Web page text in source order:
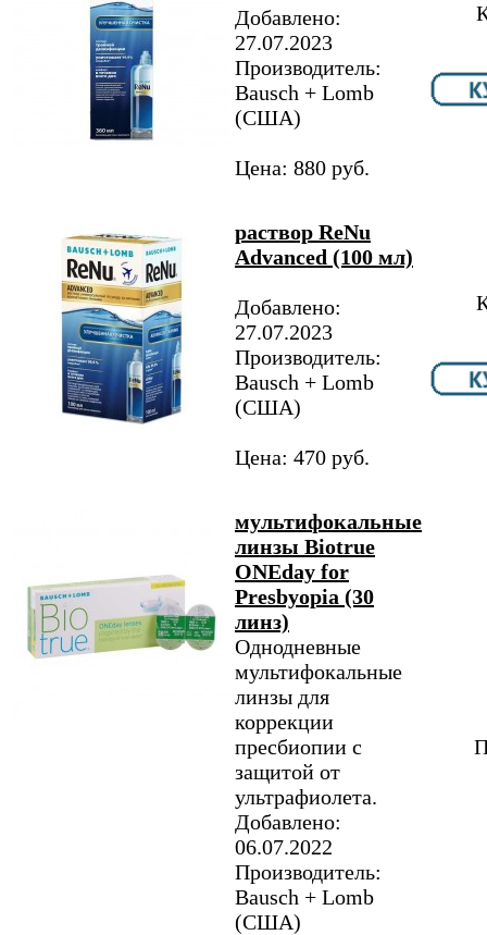
Добавлено:
27.07.2023
Производитель:
Bausch + Lomb
(США)
Цена: 880 руб.
раствор ReNu
Advanced (100 мл)
Добавлено:
27.07.2023
Производитель:
Bausch + Lomb
(США)
Цена: 470 руб.
мультифокальные
линзы Biotrue
ONEday for
Presbyopia (30
линз)
Однодневные
мультифокальные
линзы для
коррекции
пресбиопии с
защитой от
ультрафиолета.
Добавлено:
06.07.2022
Производитель:
Bausch + Lomb
(США)